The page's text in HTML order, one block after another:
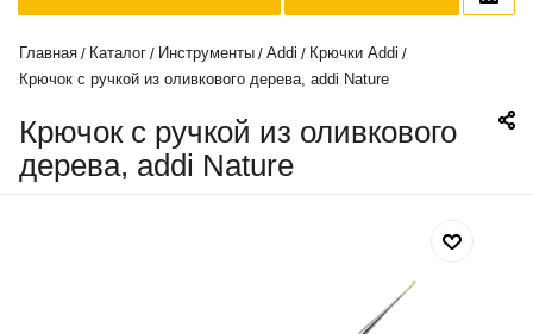
Главная / Каталог / Инструменты / Addi / Крючки Addi /
Крючок с ручкой из оливкового дерева, addi Nature
Крючок с ручкой из оливкового
дерева, addi Nature